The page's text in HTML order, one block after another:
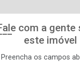
com a gente
este imóvel
Preencha os campos